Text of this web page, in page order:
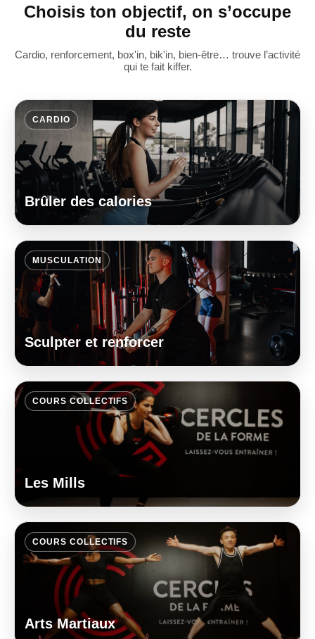
Choisis ton objectif, on s’occupe
du reste
Cardio, renforcement, box'in, bik'in, bien-être… trouve l’activité
qui te fait kiffer.
CARDIO
Brûler des calories
MUSCULATION
Sculpter et renforcer
COURS COLLECTIFS
Les Mills
COURS COLLECTIFS
Arts Martiaux